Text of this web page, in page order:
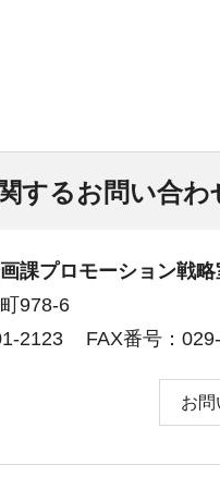
するお問い合わ
課プロモーション戦略
978-6
2123
FAX番号：
お問